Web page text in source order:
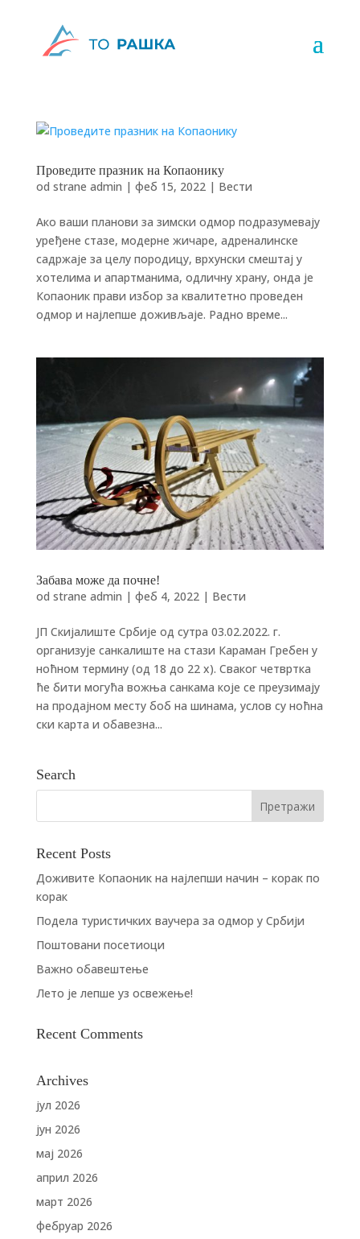
Проведите празник на Копаонику
od strane admin | феб 15, 2022| Вести
Ако ваши планови за зимски одмор подразумевају
уређене стазе, модерне жичаре, адреналинске
садржаје за целу породицу, врхунски смештај у
хотелима и апартманима, одличну храну, онда је
Копаоник прави избор за квалитетно проведен
одмор и најлепше доживљаје. Радно време...
Забава може да почне!
od strane admin | феб 4, 2022| Вести
ЈП Скијалиште Србије од сутра 03.02.2022. г.
организује санкалиште на стази Караман Гребен у
ноћном термину (од 18 до 22 х). Сваког четвртка
ће бити могућа вожња санкама које се преузимају
на продајном месту боб на шинама, услов су ноћна
ски карта и обавезна...
Search
Recent Posts
Доживите Копаоник на најлепши начин – корак по
корак
Подела туристичких ваучера за одмор у Србији
Поштовани посетиоци
Важно обавештење
Лето је лепше уз освежење!
Recent Comments
Archives
јул 2026
јун 2026
мај 2026
април 2026
март 2026
фебруар 2026